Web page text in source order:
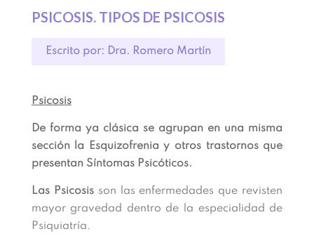
PSICOSIS. TIPOS DE PSICOSIS
Escrito por: Dra. Romero Martín
Psicosis
De forma ya clásica se agrupan en una misma
sección la Esquizofrenia y otros trastornos que
presentan Síntomas Psicóticos.
Las Psicosisson las enfermedades que revisten
mayor gravedad dentro de la especialidad de
Psiquiatría.